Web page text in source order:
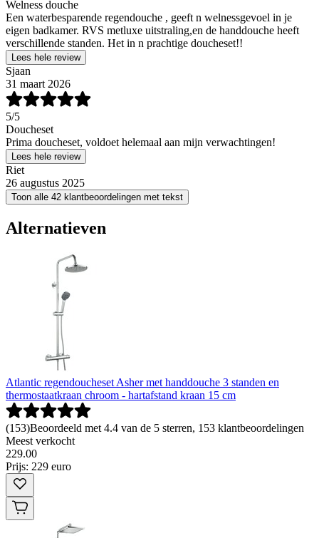
Welness douche
Een waterbesparende regendouche , geeft n welnessgevoel in je
eigen badkamer. RVS metluxe uitstraling,en de handdouche heeft
verschillende standen. Het in n prachtige doucheset!!
Lees hele review
Sjaan
31 maart 2026
5/5
Doucheset
Prima doucheset, voldoet helemaal aan mijn verwachtingen!
Lees hele review
Riet
26 augustus 2025
Toon alle 42 klantbeoordelingen met tekst
Alternatieven
Atlantic regendoucheset Asher met handdouche 3 standen en
thermostaatkraan chroom - hartafstand kraan 15 cm
(153)Beoordeeld met 4.4 van de 5 sterren, 153 klantbeoordelingen
Meest verkocht
229.00
Prijs: 229 euro